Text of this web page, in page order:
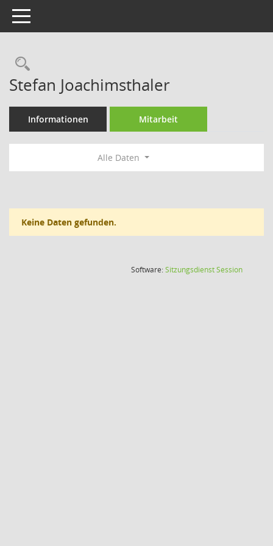
Toggle navigation
Rechercheauswahl
Stefan Joachimsthaler
Informationen Mitarbeit
Alle Daten
Keine Daten gefunden.
Software:SitzungsdienstSession(Wird in